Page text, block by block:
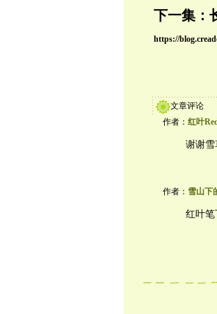
下一集：
https://
文章评论
作者： 红叶
谢谢雪
作者： 雪山下
红叶笔